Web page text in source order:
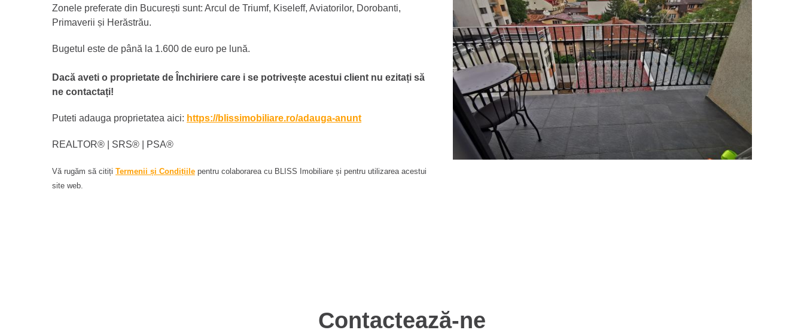
Zonele preferate din București sunt: ​​Arcul de Triumf, Kiseleff, Aviatorilor, Dorobanti,
Primaverii și Herăstrău.
Bugetul este de până la 1.600 de euro pe lună.
Dacă aveti o proprietate de Închiriere care i se potrivește acestui client nu ezitați să
ne contactați!
Puteti adauga proprietatea aici: https://blissimobiliare.ro/adauga-anunt
REALTOR®️ | SRS®️ | PSA®️
Vă rugăm să citiți Termenii și Condițiile pentru colaborarea cu BLISS Imobiliare și pentru utilizarea acestui
site web.
Contactează-ne